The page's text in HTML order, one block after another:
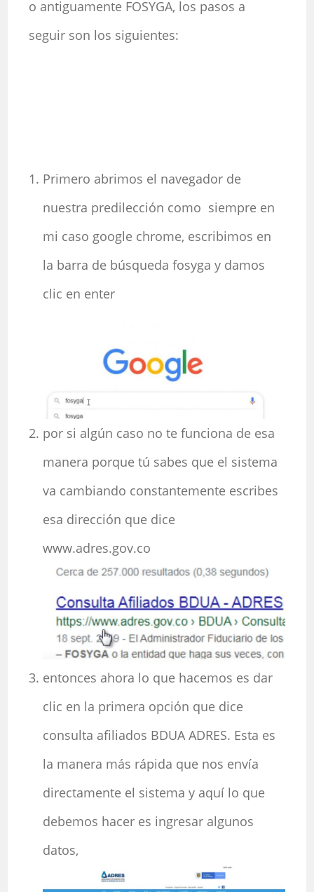
o antiguamente FOSYGA, los pasos a
seguir son los siguientes:
Primero abrimos el navegador de
nuestra predilección como siempre en
mi caso google chrome, escribimos en
la barra de búsqueda fosyga y damos
clic en enter
por si algún caso no te funciona de esa
manera porque tú sabes que el sistema
va cambiando constantemente escribes
esa dirección que dice
www.adres.gov.co
entonces ahora lo que hacemos es dar
clic en la primera opción que dice
consulta afiliados BDUA ADRES. Esta es
la manera más rápida que nos envía
directamente el sistema y aquí lo que
debemos hacer es ingresar algunos
datos,